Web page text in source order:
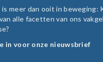
is meer dan ooit in beweging:
alle facetten van ons
in voor onze nieuwsbrief